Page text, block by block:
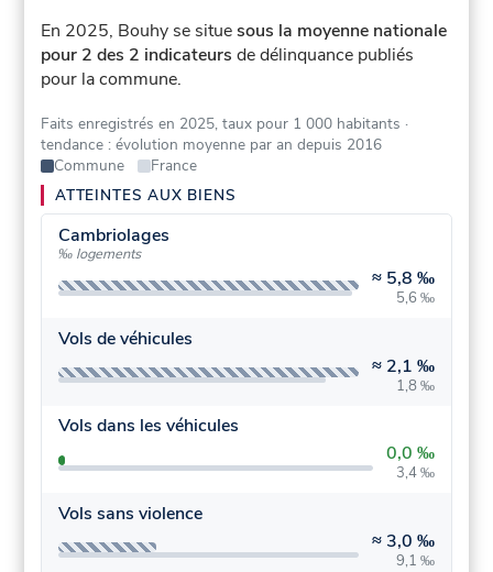
En 2025, Bouhy se situesous la moyenne nationale
pour 2 des 2 indicateurs de délinquance publiés
pour la commune.
Faits enregistrés en 2025, taux pour 1 000 habitants ·
tendance : évolution moyenne par an depuis 2016
Commune
France
ATTEINTES AUX BIENS
Cambriolages
‰ logements
≈ 5,8 ‰
5,6 ‰
Vols de véhicules
≈ 2,1 ‰
1,8 ‰
Vols dans les véhicules
0,0 ‰
3,4 ‰
Vols sans violence
≈ 3,0 ‰
9,1 ‰